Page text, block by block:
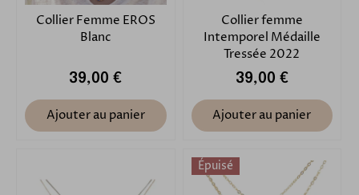
Collier Femme EROS
Blanc
39,00 €
Ajouter au panier
Collier femme
Intemporel Médaille
Tressée 2022
39,00 €
Ajouter au panier
Épuisé